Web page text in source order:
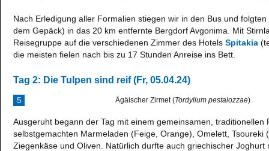
Nach Erledigung aller Formalien stiegen wir in den Bus und
dem Gepäck) in das 20 km entfernte Bergdorf Avgonima. Mit
Reisegruppe auf die verschiedenen Zimmer des Hotels Spitakia
die meisten fielen nach bis zu 17 Stunden Anreise ins Bett.
Tag 2: Die Tulpen sind reif (Fr, 05.04.24)
5 Ägäischer Zirmet (Tordylium pestalozzae)
Ausgeruht begann der Tag mit einem gemeinsamen, traditionellen
selbstgemachten Marmeladen (Feige, Orange), Omelett, Tsoureki
Ziegenkäse und Oliven. Natürlich durfte auch griechischer Joghurt